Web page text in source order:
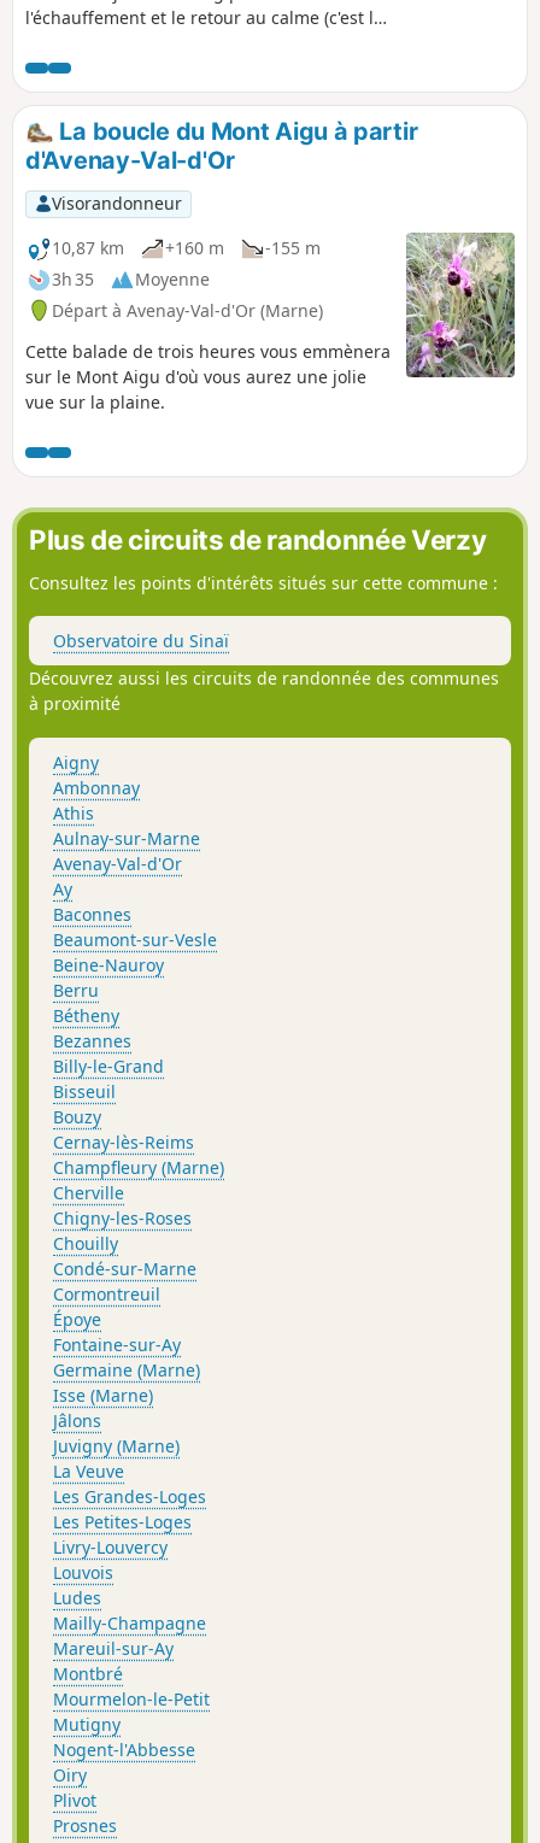
l'échauffement et le retour au calme (c'est le
points de vue en hauteur sur
l'environnement. Peut s'avérer plus difficile
si le temps est humide.
La boucle du Mont Aigu à partir
d'Avenay-Val-d'Or
Visorandonneur
10,87 km
+160 m
-155 m
3h 35
Moyenne
Départ à Avenay-Val-d'Or (Marne)
Cette balade de trois heures vous emmènera
sur le Mont Aigu d'où vous aurez une jolie
vue sur la plaine.
Plus de circuits de randonnée Verzy
Consultez les points d'intérêts situés sur cette commune :
Observatoire du Sinaï
Découvrez aussi les circuits de randonnée des communes
à proximité
Aigny
Ambonnay
Athis
Aulnay-sur-Marne
Avenay-Val-d'Or
Ay
Baconnes
Beaumont-sur-Vesle
Beine-Nauroy
Berru
Bétheny
Bezannes
Billy-le-Grand
Bisseuil
Bouzy
Cernay-lès-Reims
Champfleury (Marne)
Cherville
Chigny-les-Roses
Chouilly
Condé-sur-Marne
Cormontreuil
Époye
Fontaine-sur-Ay
Germaine (Marne)
Isse (Marne)
Jâlons
Juvigny (Marne)
La Veuve
Les Grandes-Loges
Les Petites-Loges
Livry-Louvercy
Louvois
Ludes
Mailly-Champagne
Mareuil-sur-Ay
Montbré
Mourmelon-le-Petit
Mutigny
Nogent-l'Abbesse
Oiry
Plivot
Prosnes